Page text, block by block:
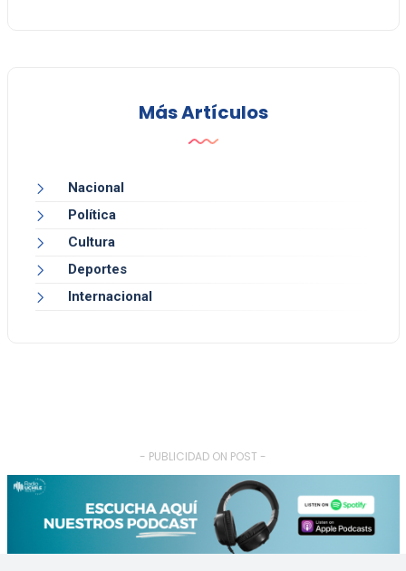
Más Artículos
Nacional
Política
Cultura
Deportes
Internacional
- PUBLICIDAD ON POST -